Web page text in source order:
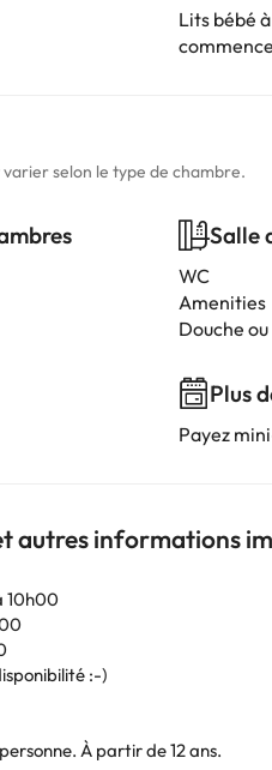
Lits bébé
selon le type de chambre.
Salle
WC
Amenities
Douche
Plus
Payez
autres informations
10h00
:-)
À partir de 12 ans.